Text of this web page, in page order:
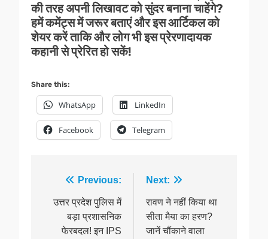
की तरह अपनी लिखावट को सुंदर बनाना चाहेंगे?
हमें कमेंट्स में जरूर बताएं और इस आर्टिकल को
शेयर करें ताकि और लोग भी इस प्रेरणादायक
कहानी से प्रेरित हो सकें!
Share this:
WhatsApp LinkedIn
Facebook Telegram
Post
navigation
Previous:
उत्तर प्रदेश पुलिस में
बड़ा प्रशासनिक
फेरबदल! इन IPS
Next:
रावण ने नहीं किया था
सीता मैया का हरण?
जानें चौंकाने वाला